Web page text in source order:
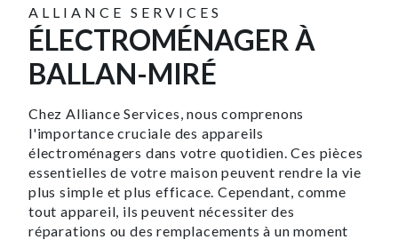
ALLIANCE SERVICES
ÉLECTROMÉNAGER À
BALLAN-MIRÉ
Chez Alliance Services, nous comprenons
l'importance cruciale des appareils
électroménagers dans votre quotidien. Ces pièces
essentielles de votre maison peuvent rendre la vie
plus simple et plus efficace. Cependant, comme
tout appareil, ils peuvent nécessiter des
réparations ou des remplacements à un moment